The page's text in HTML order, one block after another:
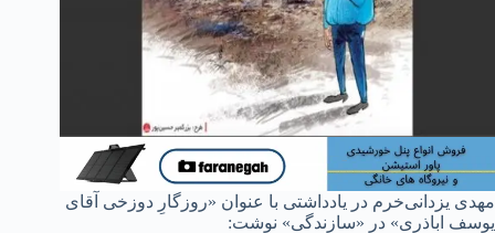
مهدی یزدانی‌خرم در یادداشتی با عنوان «روزگارِ دوزخی آقای
یوسف اباذری» در «سازندگی» نوشت: